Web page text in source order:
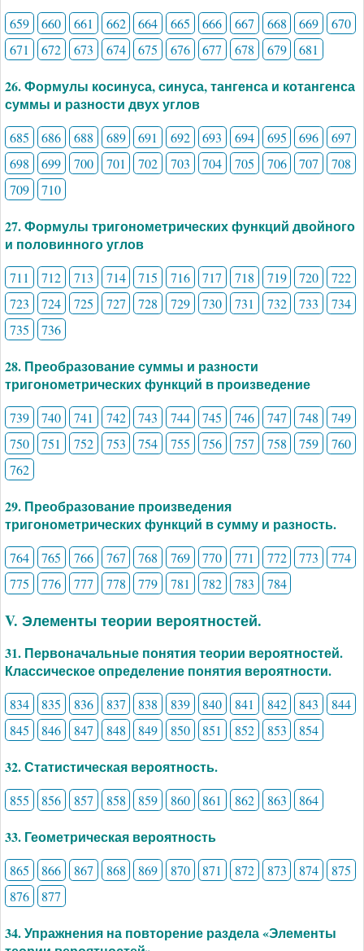
659 660 661 662 664 665 666 667 668 669
670
671
672 673 674 675 676 677 678 679 681
26. Формулы косинуса, синуса, тангенса и котангенса
суммы и разности двух углов
685 686 688 689 691 692 693 694 695 696
697
698
699 700 701 702 703 704 705 706 707
708
709
710
27. Формулы тригонометрических функций двойного
и половинного углов
711 712 713 714 715 716 717 718 719 720
722
723
724 725 727 728 729 730 731 732 733
734
735
736
28. Преобразование суммы и разности
тригонометрических функций в произведение
739 740 741 742 743 744 745 746 747 748
749
750
751 752 753 754 755 756 757 758 759
760
762
29. Преобразование произведения
тригонометрических функций в сумму и разность.
764 765 766 767 768 769 770 771 772 773
774
775
776 777 778 779 781 782 783 784
V. Элементы теории вероятностей.
31. Первоначальные понятия теории вероятностей.
Классическое определение понятия вероятности.
834 835 836 837 838 839 840 841 842 843
844
845
846 847 848 849 850 851 852 853 854
32. Статистическая вероятность.
855 856 857 858 859 860 861 862 863 864
33. Геометрическая вероятность
865 866 867 868 869 870 871 872 873 874
875
876
877
34. Упражнения на повторение раздела «Элементы